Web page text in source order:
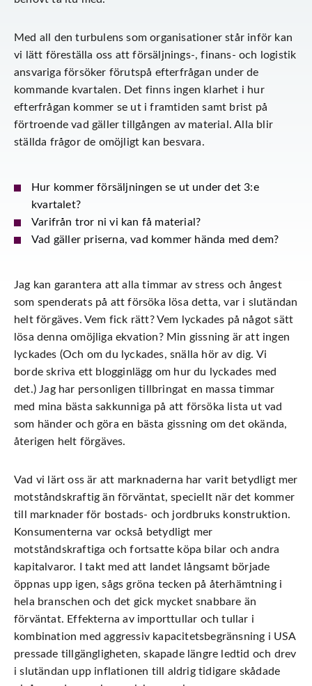
Med all den turbulens som organisationer står inför kan
vi lätt föreställa oss att försäljnings-, finans- och logistik
ansvariga försöker förutspå efterfrågan under de
kommande kvartalen. Det finns ingen klarhet i hur
efterfrågan kommer se ut i framtiden samt brist på
förtroende vad gäller tillgången av material. Alla blir
ställda frågor de omöjligt kan besvara.
Hur kommer försäljningen se ut under det 3:e
kvartalet?
Varifrån tror ni vi kan få material?
Vad gäller priserna, vad kommer hända med dem?
Jag kan garantera att alla timmar av stress och ångest
som spenderats på att försöka lösa detta, var i slutändan
helt förgäves. Vem fick rätt? Vem lyckades på något sätt
lösa denna omöjliga ekvation? Min gissning är att ingen
lyckades (Och om du lyckades, snälla hör av dig. Vi
borde skriva ett blogginlägg om hur du lyckades med
det.) Jag har personligen tillbringat en massa timmar
med mina bästa sakkunniga på att försöka lista ut vad
som händer och göra en bästa gissning om det okända,
återigen helt förgäves.
Vad vi lärt oss är att marknaderna har varit betydligt mer
motståndskraftig än förväntat, speciellt när det kommer
till marknader för bostads- och jordbruks konstruktion.
Konsumenterna var också betydligt mer
motståndskraftiga och fortsatte köpa bilar och andra
kapitalvaror. I takt med att landet långsamt började
öppnas upp igen, sågs gröna tecken på återhämtning i
hela branschen och det gick mycket snabbare än
förväntat. Effekterna av importtullar och tullar i
kombination med aggressiv kapacitetsbegränsning i USA
pressade tillgängligheten, skapade längre ledtid och drev
i slutändan upp inflationen till aldrig tidigare skådade